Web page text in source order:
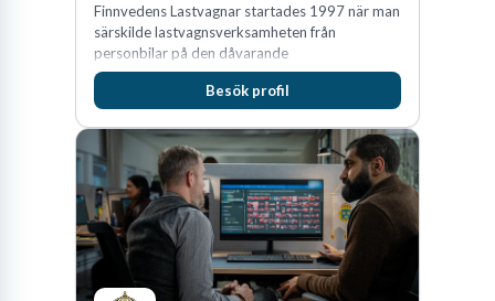
Finnvedens Lastvagnar startades 1997 när man
särskilde lastvagnsverksamheten från
personbilar på den dåvarande
huvudanläggningen i Värnamo. Sedan dess har
man expanderat kraftigt genom ett antal
den största privata återförsäljaren av Volvo
Lastvagnar och finns representerade på 20
orter i södra Sverige.
Besök profil